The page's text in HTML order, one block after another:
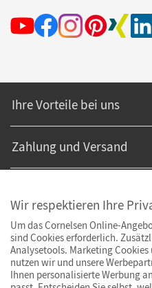
Ihre Vorteile bei uns
Zahlung und Versand
Wir respektieren Ihre
Um das Cornelsen Online-
sind Cookies erforderlich.
Analysetools. Marketing
nutzen wir und unsere
Ihnen personalisierte Werbung